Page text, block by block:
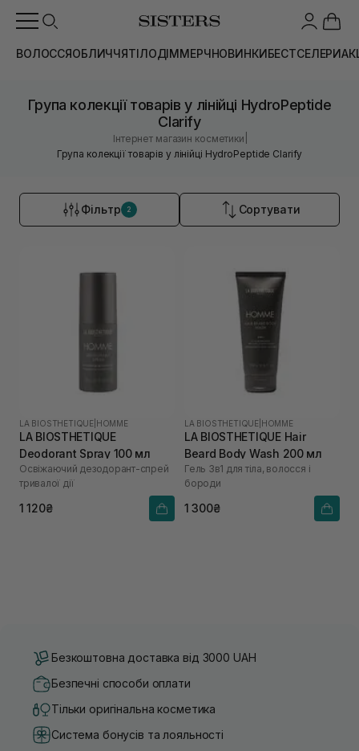
ВОЛОССЯОБЛИЧЧЯТІЛОДІММЕРЧНОВИНКИБЕСТСЕЛЕРИ
Група колекції товарів у лінійці HydroPeptide
Clarify
Інтернет магазин косметики
Група колекції товарів у лінійці HydroPeptide Clarify
Фільтр 2 Сортувати
LA BIOSTHETIQUE HOMME
LA BIOSTHETIQUE
Deodorant Spray 100 мл
Освіжаючий дезодорант-спрей
тривалої дії
1 120₴
LA BIOSTHETIQUE HOMME
LA BIOSTHETIQUE Hair
Beard Body Wash 200 мл
Гель 3в1 для тіла, волосся і
бороди
1 300₴
Безкоштовна доставка від 3000 UAH
Безпечні способи оплати
Тільки оригінальна косметика
Система бонусів та лояльності